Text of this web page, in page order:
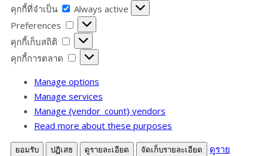
คุกกี้ที่จำเป็น
คุกกี้
ที่
จำเป็น
Always active
Preferences
Preferences
คุกกี้เก็บสถิติ
คุกกี้
เก็บ
สถิติ
คุกกี้การตลาด
คุกกี้
ตลาด
Manage options
Manage services
Manage {vendor_count} vendors
Read more about these purposes
ยอมรับ ปฏิเสธ ดูรายละเอียด จัดเก็บรายละเอียด
ดูราย